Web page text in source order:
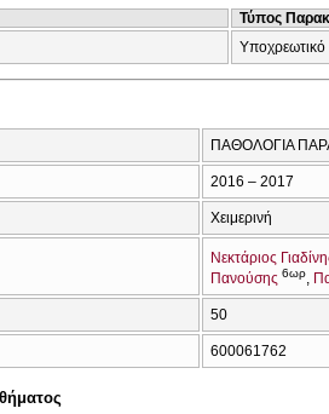
Τύπος
Υποχρεωτικό
ΠΑΘΟΛΟΓΙΑ
2016 – 2017
Χειμερινή
Νεκτάριος
Πανούσης 6ωρ
50
600061762